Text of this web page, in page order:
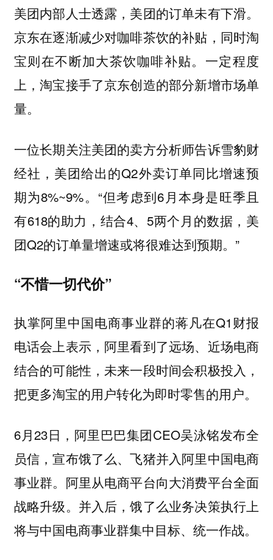
美团内部人士透露，美团的订单未有下滑。
京东在逐渐减少对咖啡茶饮的补贴，同时淘
宝则在不断加大茶饮咖啡补贴。一定程度
上，淘宝接手了京东创造的部分新增市场单
量。
一位长期关注美团的卖方分析师告诉雪豹财
经社，美团给出的Q2外卖订单同比增速预
期为8%~9%。“但考虑到6月本身是旺季且
有618的助力，结合4、5两个月的数据，美
团Q2的订单量增速或将很难达到预期。”
“不惜一切代价”
执掌阿里中国电商事业群的蒋凡在Q1财报
电话会上表示，阿里看到了远场、近场电商
结合的可能性，未来一段时间会积极投入，
把更多淘宝的用户转化为即时零售的用户。
6月23日，阿里巴巴集团CEO吴泳铭发布全
员信，宣布饿了么、飞猪并入阿里中国电商
事业群。阿里从电商平台向大消费平台全面
战略升级。并入后，饿了么业务决策执行上
将与中国电商事业群集中目标、统一作战。